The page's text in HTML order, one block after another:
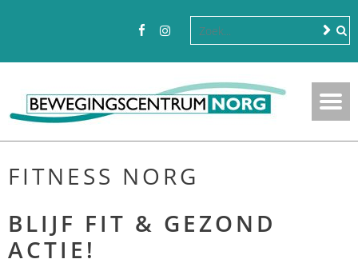
FITNESS NORG
BLIJF FIT & GEZOND
ACTIE!